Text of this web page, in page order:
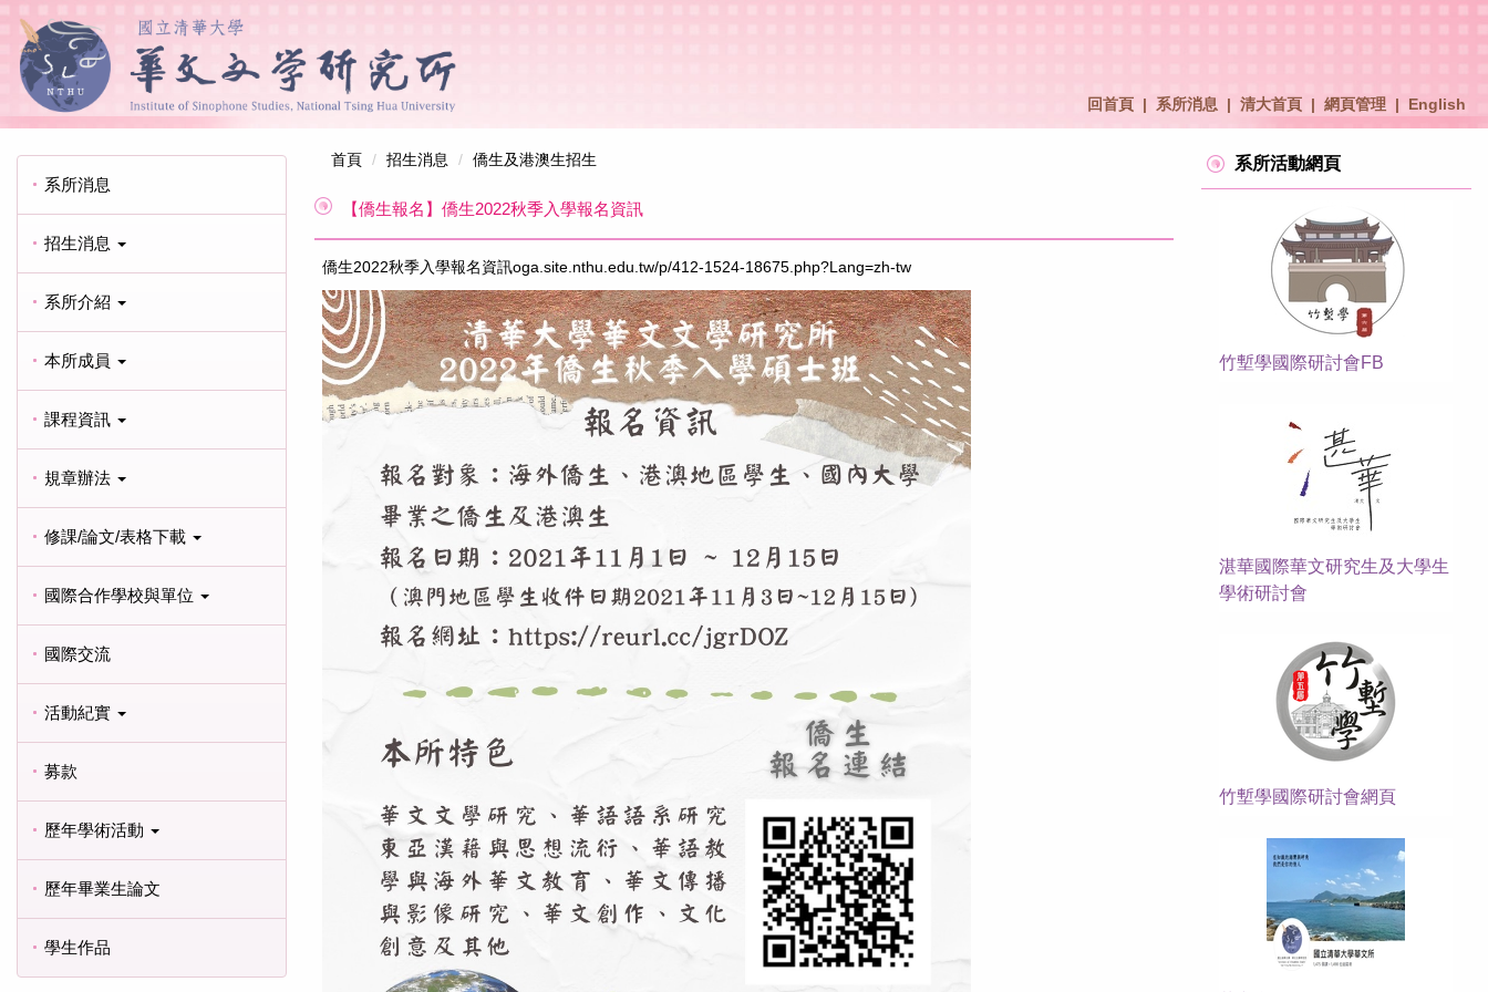
回首頁 | 系所消息 | 清大首頁 | 網頁管理 | English
系所消息
招生消息
系所介紹
本所成員
課程資訊
規章辦法
修課/論文/表格下載
國際合作學校與單位
國際交流
活動紀實
募款
歷年學術活動
歷年畢業生論文
學生作品
首頁 招生消息 僑生及港澳生招生
【僑生報名】僑生2022秋季入學報名資訊
僑生2022秋季入學報名資訊oga.site.nthu.edu.tw/p/412-1524-18675.php?Lang=zh-tw
系所活動網頁
竹塹學國際研討會FB
湛華國際華文研究生及大學生
學術研討會
竹塹學國際研討會網頁